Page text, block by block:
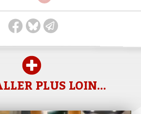
PLUS LOIN…